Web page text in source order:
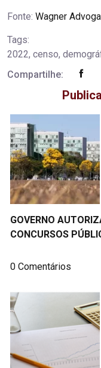
Fonte: Wagner
Tags:
2022, censo,
Compartilhe:
GOVERNO
CONCURSOS
0 Comentários